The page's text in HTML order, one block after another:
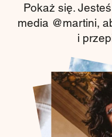
Pokaż się.
media @martini,
i